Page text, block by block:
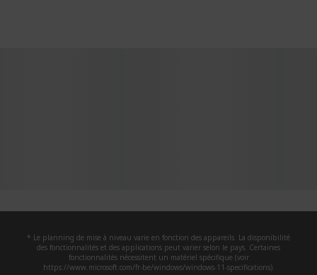
* Le planning de mise à niveau varie en fonction des appareils. La disponibilité
des fonctionnalités et des applications peut varier selon le pays. Certaines
fonctionnalités nécessitent un matériel spécifique (voir
https://www.microsoft.com/fr-be/windows/windows-11-specifications).